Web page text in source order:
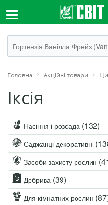
Головна Акційні товари
Іксія
Насіння і розсада (132)
Саджанці декоративні
Засоби захисту рослин
Добрива (39)
Для кімнатних рослин (87)